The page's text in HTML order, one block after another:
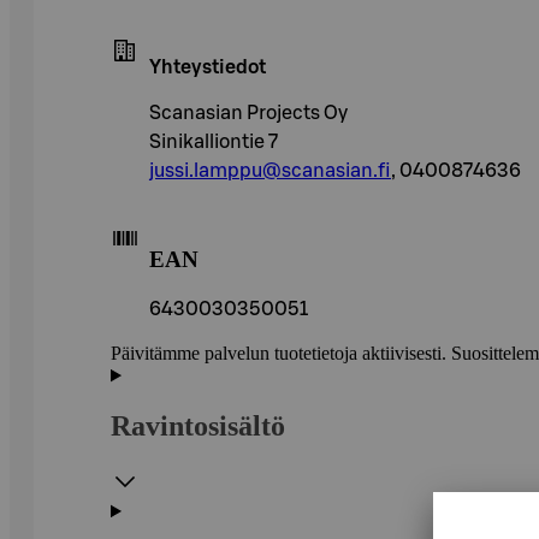
Yhteystiedot
Scanasian Projects Oy
Sinikalliontie 7
jussi.lamppu@scanasian.fi, 0400874636
EAN
6430030350051
Päivitämme palvelun tuotetietoja aktiivisesti.
Ravintosisältö